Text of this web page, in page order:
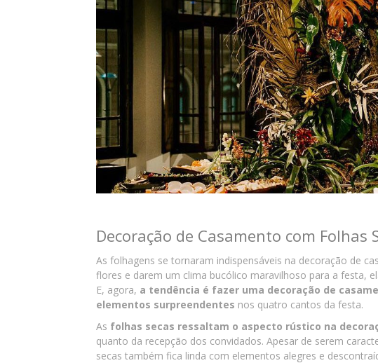
Decoração de Casamento com Folhas
As folhagens se tornaram indispensáveis na decoração de
flores e darem um clima bucólico maravilhoso para a festa,
E, agora, a tendência é fazer uma decoração de
elementos surpreendentes nos quatro cantos da festa.
As folhas secas ressaltam o aspecto rústico na
quanto da recepção dos convidados. Apesar de serem
secas também fica linda com elementos alegres e